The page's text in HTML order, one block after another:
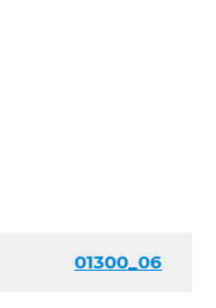
01300_06